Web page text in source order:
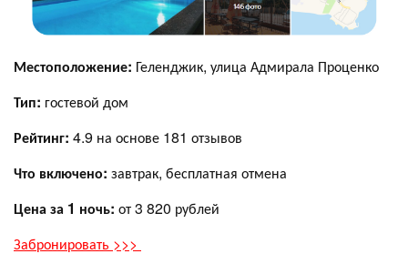
Местоположение: Геленджик, улица Адмирала Проценко
Тип: гостевой дом
Рейтинг: 4.9 на основе 181 отзывов
Что включено: завтрак, бесплатная отмена
Цена за 1 ночь: от 3 820 рублей
Забронировать >>>